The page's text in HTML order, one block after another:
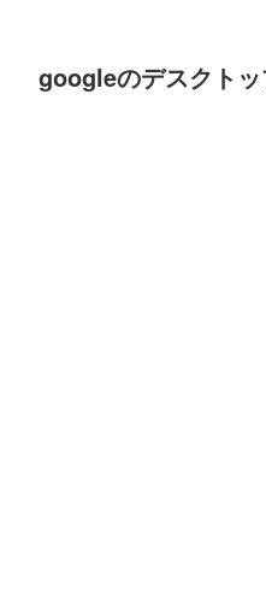
googleのデスクト